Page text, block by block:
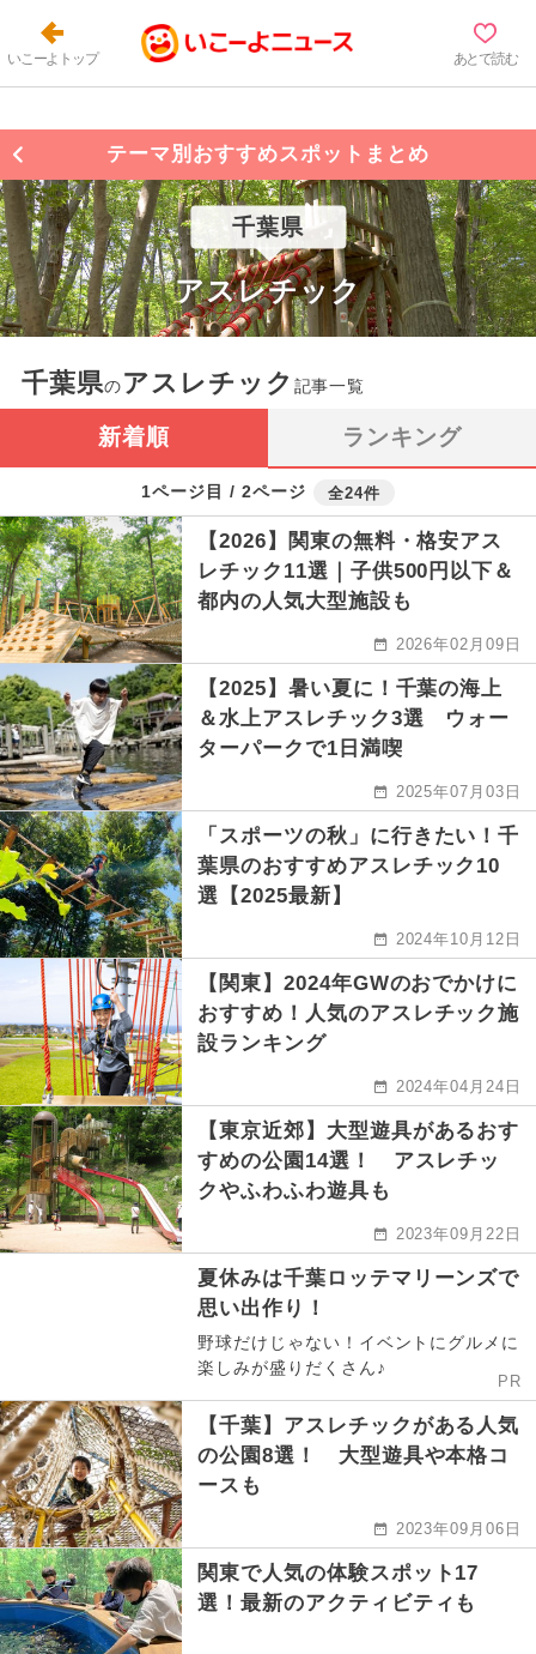
いこーよトップ あとで読む
テーマ別おすすめスポットまとめ
千葉県
アスレチック
千葉県のアスレチック 記事一覧
新着順 ランキング
1ページ目 / 2ページ 全24件
【2026】関東の無料・格安アス
レチック11選｜子供500円以下＆
都内の人気大型施設も
2026年02月09日
【2025】暑い夏に！千葉の海上
＆水上アスレチック3選 ウォー
ターパークで1日満喫
2025年07月03日
「スポーツの秋」に行きたい！千
葉県のおすすめアスレチック10
選【2025最新】
2024年10月12日
【関東】2024年GWのおでかけに
おすすめ！人気のアスレチック施
設ランキング
2024年04月24日
【東京近郊】大型遊具があるおす
すめの公園14選！ アスレチッ
クやふわふわ遊具も
2023年09月22日
夏休みは千葉ロッテマリーンズで
思い出作り！
野球だけじゃない！イベントにグルメに
楽しみが盛りだくさん♪
PR
【千葉】アスレチックがある人気
の公園8選！ 大型遊具や本格コ
ースも
2023年09月06日
関東で人気の体験スポット17
選！最新のアクティビティも